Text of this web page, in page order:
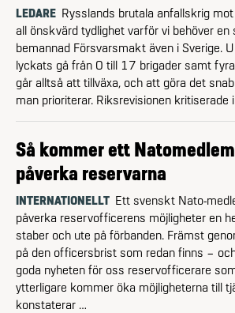
LEDARE Rysslands brutala anfallskrig
all önskvärd tydlighet varför vi behöver
bemannad Försvarsmakt även i Sverige.
lyckats gå från 0 till 17 brigader samt
går alltså att tillväxa, och att göra det
man prioriterar. Riksrevisionen kritiserade
Så kommer ett
påverka reservarna
INTERNATIONELLT Ett svenskt Nato-
påverka reservofficerens möjligheter en
staber och ute på förbanden. Främst
på den officersbrist som redan finns –
goda nyheten för oss reservofficerare
ytterligare kommer öka möjligheterna till
konstaterar …